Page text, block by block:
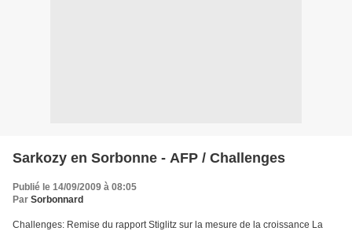
Sarkozy en Sorbonne - AFP / Challenges
Publié le 14/09/2009 à 08:05
Par Sorbonnard
Challenges: Remise du rapport Stiglitz sur la mesure de la croissance La